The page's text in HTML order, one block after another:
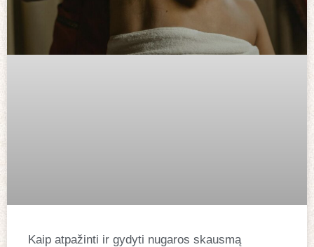
Kaip atpažinti ir gydyti nugaros skausmą